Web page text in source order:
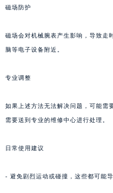
磁场防护
磁场会对机械腕表产生影响，导致走
脑等电子设备附近。
专业调整
如果上述方法无法解决问题，可能需
需要送到专业的维修中心进行处理。
日常使用建议
- 避免剧烈运动或碰撞，这些都可能